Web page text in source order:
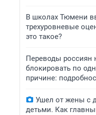
В школах Тюмени
трехуровневые
это такое?
Переводы россиян
блокировать по
причине:
Ушел от жены с
детьми. Как